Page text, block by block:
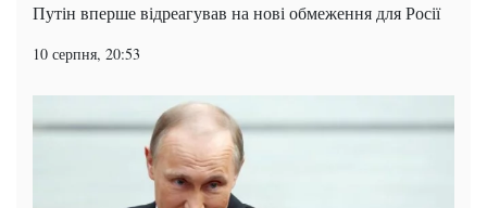
Путін вперше відреагував на нові обмеження для Росії
10 серпня, 20:53